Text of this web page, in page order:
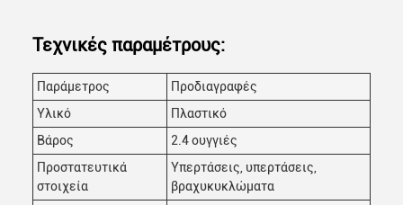
Τεχνικές παραμέτρους:
Παράμετρος
Προδιαγραφές
Υλικό
Πλαστικό
Βάρος
2.4 ουγγιές
Προστατευτικά
στοιχεία
Υπερτάσεις, υπερτάσεις,
βραχυκυκλώματα